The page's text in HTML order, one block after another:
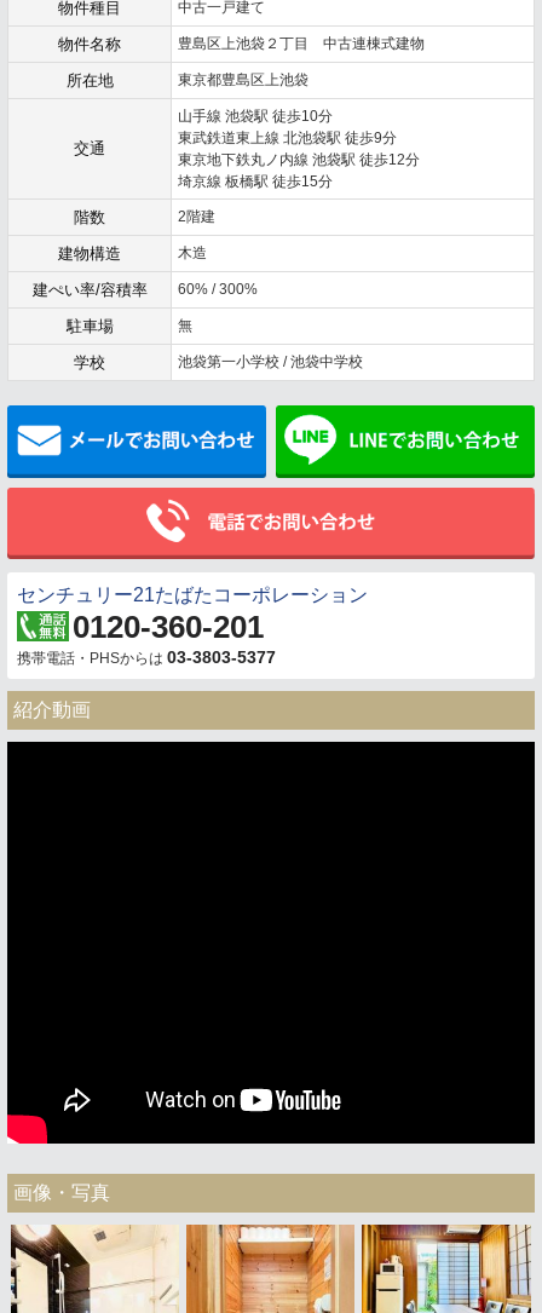
物件種目 中古一戸建て
物件名称 豊島区上池袋２丁目 中古連棟式建物
所在地 東京都豊島区上池袋
交通
山手線 池袋駅 徒歩10分
東武鉄道東上線 北池袋駅 徒歩9分
東京地下鉄丸ノ内線 池袋駅 徒歩12分
埼京線 板橋駅 徒歩15分
階数 2階建
建物構造 木造
建ぺい率/容積率 60% / 300%
駐車場 無
学校 池袋第一小学校 / 池袋中学校
メールでお問い合わせ
センチュリー21たばたコーポレーション
0120-360-201
携帯電話・PHSからは 03-3803-5377
紹介動画
画像・写真